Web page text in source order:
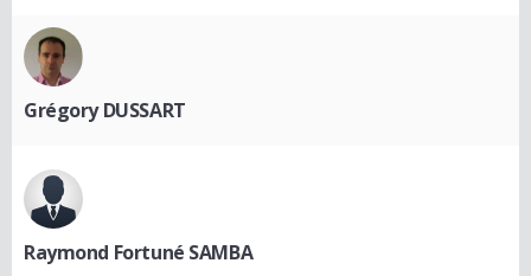
Grégory DUSSART
Raymond Fortuné SAMBA